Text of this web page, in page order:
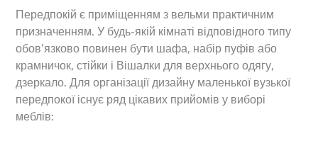
Передпокій є приміщенням з вельми практичним
призначенням. У будь-якій кімнаті відповідного типу
обов’язково повинен бути шафа, набір пуфів або
крамничок, стійки і Вішалки для верхнього одягу,
дзеркало. Для організації дизайну маленької вузької
передпокої існує ряд цікавих прийомів у виборі
меблів: